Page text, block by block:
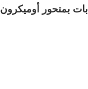
بمتحور أوميكرون